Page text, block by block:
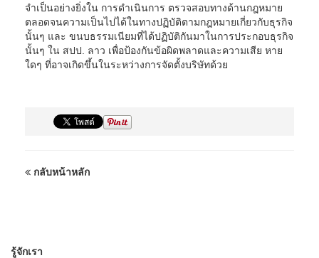
จำเป็นอย่างยิ่งใน การดำเนินการ ตรวจสอบทางด้านกฎหมาย
ตลอดจนความเป็นไปได้ในทางปฏิบัติตามกฎหมายเกี่ยวกับธุรกิจ
นั้นๆ และ ขนบธรรมเนียมที่ได้ปฏิบัติกันมาในการประกอบธุรกิจ
นั้นๆ ใน สปป. ลาว เพื่อป้องกันข้อผิดพลาดและความเสีย หาย
ใดๆ ที่อาจเกิดขึ้นในระหว่างการจัดตั้งบริษัทด้วย
กลับหน้าหลัก
รู้จักเรา